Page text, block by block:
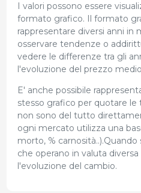
I valori possono essere
formato grafico. Il formato
rappresentare diversi anni in
osservare tendenze o
vedere le differenze tra gli
l'evoluzione del prezzo
E' anche possibile
stesso grafico per quotare le
non sono del tutto
ogni mercato utilizza una
morto, %
che operano in valuta
l'evoluzione del cambio.